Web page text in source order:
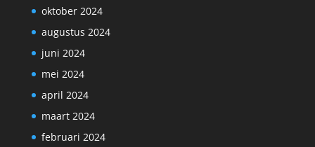
oktober 2024
augustus 2024
juni 2024
mei 2024
april 2024
maart 2024
februari 2024